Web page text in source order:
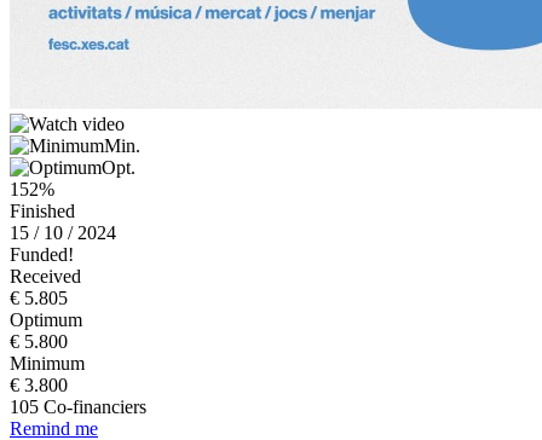
Min.
Opt.
152%
Finished
15 / 10 / 2024
Funded!
Received
€ 5.805
Optimum
€ 5.800
Minimum
€ 3.800
105 Co-financiers
Remind me